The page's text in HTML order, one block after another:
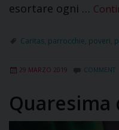
esortare ogni …
Caritas parrocchie poveri
29 MARZO 2019 COMMENT
Quaresima